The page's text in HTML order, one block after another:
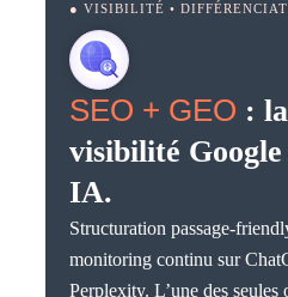
● VISIBILITÉ •
SEO + GEO :
visibilité
IA.
Structuration passage-
monitoring continu sur
Perplexity. L’une des seules